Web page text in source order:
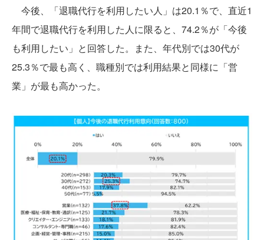
今後、「退職代行を利用したい人」は20.1％で、直近1
年間で退職代行を利用した人に限ると、74.2％が「今後
も利用したい」と回答した。また、年代別では30代が
25.3％で最も高く、職種別では利用結果と同様に「営
業」が最も高かった。